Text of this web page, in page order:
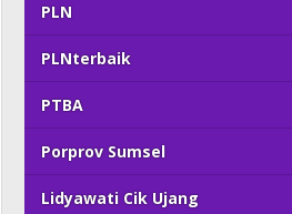
PLN
PLNterbaik
PTBA
Porprov Sumsel
Lidyawati Cik Ujang